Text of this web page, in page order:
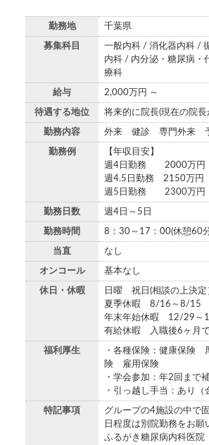
勤務地 千葉県
募集科目
一般内科 / 消化器内科 /
内科 / 内分泌・糖尿病・
療科
給与 2,000万円 ～
待遇する地位 将来的に院長(現在の院長
勤務内容 外来 健診 専門外来
勤務例
【年収目安】
週4日勤務 2000万円
週4.5日勤務 2150万円
週5日勤務 2300万円
勤務日数 週4日～5日
勤務時間 8：30～17：00(休憩60分
当直 なし
オンコール 基本なし
休日・休暇
日曜 祝日(相談の上決定
夏季休暇 8/16～8/15
年末年始休暇 12/29～
有給休暇 入職後6ヶ月
福利厚生
・各種保険：健康保険
険 雇用保険
・学会参加：年2回まで
・引っ越し手当：あり（
特記事項
グループの4施設の中で
日程度は別院勤務をお願
ふるがき糖尿病内科医院